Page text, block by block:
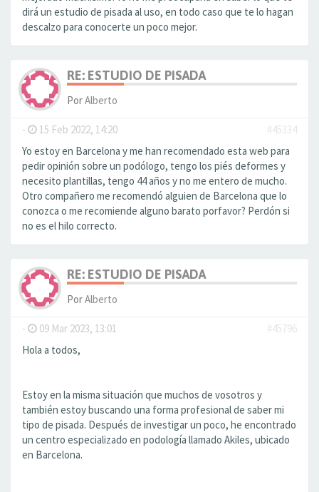
dirá un estudio de pisada al uso, en todo caso que te lo hagan
descalzo para conocerte un poco mejor.
RE: ESTUDIO DE PISADA
PorAlberto
- 15 Feb 2022, 14:20
#45334
Yo estoy en Barcelona y me han recomendado esta web para
pedir opinión sobre un podólogo, tengo los piés deformes y
necesito plantillas, tengo 44 años y no me entero de mucho.
Otro compañero me recomendó alguien de Barcelona que lo
conozca o me recomiende alguno barato porfavor? Perdón si
no es el hilo correcto.
RE: ESTUDIO DE PISADA
PorAlberto
- 09 Mar 2023, 13:01
#45796
Hola a todos,
Estoy en la misma situación que muchos de vosotros y
también estoy buscando una forma profesional de saber mi
tipo de pisada. Después de investigar un poco, he encontrado
un centro especializado en podología llamado Akiles, ubicado
en Barcelona.